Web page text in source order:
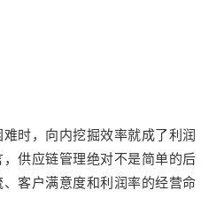
时，向内挖掘效率就成了利润
供应链管理绝对不是简单的后
客户满意度和利润率的经营命